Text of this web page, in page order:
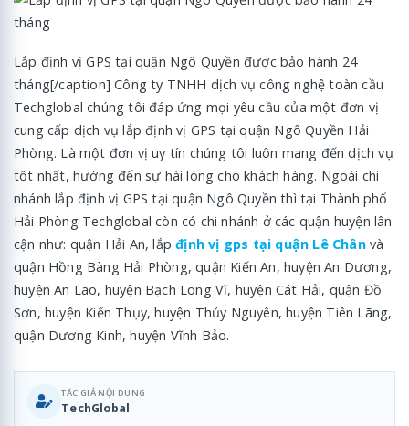
Lắp định vị GPS tại quận Ngô Quyền được bảo hành 24
tháng[/caption] Công ty TNHH dịch vụ công nghệ toàn cầu
Techglobal chúng tôi đáp ứng mọi yêu cầu của một đơn vị
cung cấp dịch vụ lắp định vị GPS tại quận Ngô Quyền Hải
Phòng. Là một đơn vị uy tín chúng tôi luôn mang đến dịch vụ
tốt nhất, hướng đến sự hài lòng cho khách hàng. Ngoài chi
nhánh lắp định vị GPS tại quận Ngô Quyền thì tại Thành phố
Hải Phòng Techglobal còn có chi nhánh ở các quận huyện lân
cận như: quận Hải An, lắpđịnh vị gps tại quận Lê Chânvà
quận Hồng Bàng Hải Phòng, quận Kiến An, huyện An Dương,
huyện An Lão, huyện Bạch Long Vĩ, huyện Cát Hải, quận Đồ
Sơn, huyện Kiến Thụy, huyện Thủy Nguyên, huyện Tiên Lãng,
quận Dương Kinh, huyện Vĩnh Bảo.
TÁC GIẢ NỘI DUNG
TechGlobal